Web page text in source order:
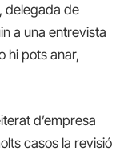
delegada de
a una entrevista
hi pots anar,
d’empresa
casos la revisió